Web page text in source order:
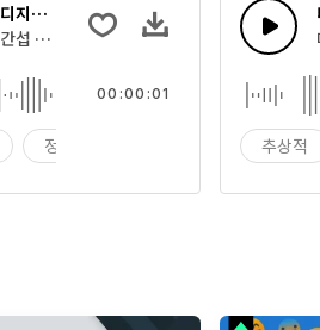
디지털 라디오 잔해
간섭 연결로 인해 유발하는 충전 디지탈 잔해
정교한
00:00:01
추상적